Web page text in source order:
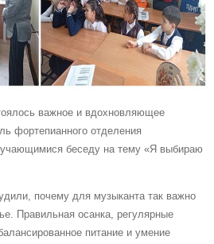
важное и вдохновляющее
фортепианного отделения
беседу на тему «Я выбираю
почему для музыканта так важно
Правильная осанка, регулярные
питание и умение